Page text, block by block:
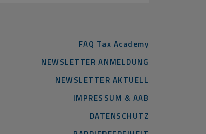
FAQ Tax Academy
NEWSLETTER ANMELDUNG
NEWSLETTER AKTUELL
IMPRESSUM & AAB
DATENSCHUTZ